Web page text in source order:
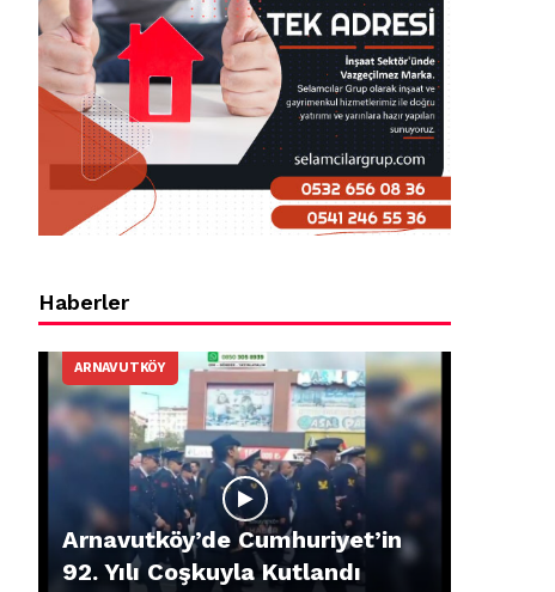
Haberler
ARNAVUTKÖY
Arnavutköy’de Cumhuriyet’in
92. Yılı Coşkuyla Kutlandı